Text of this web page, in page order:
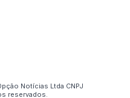
Notícias Ltda CNPJ
reservados.